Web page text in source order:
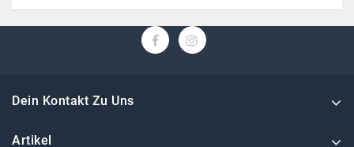
Dein Kontakt Zu Uns
Artikel